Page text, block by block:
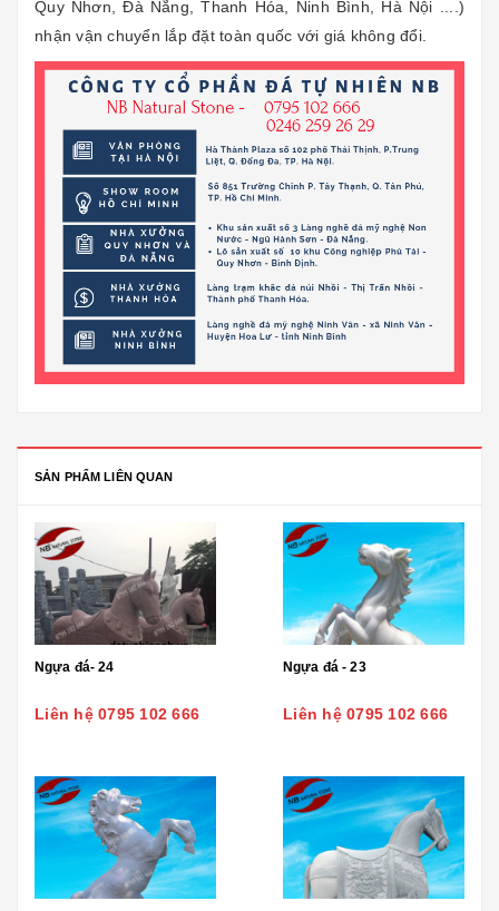
Quy Nhơn, Đà Nẵng, Thanh Hóa, Ninh Bình, Hà Nội ....)
nhận vận chuyển lắp đặt toàn quốc với giá không đổi.
SẢN PHẨM LIÊN QUAN
Ngựa đá- 24
Liên hệ 0795 102 666
Ngựa đá - 23
Liên hệ 0795 102 666